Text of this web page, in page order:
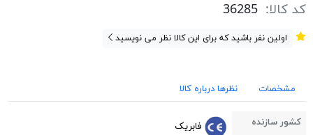
کد کالا: 36285
اولین نفر باشید که برای این کالا نظر می نویسید
مشخصات نظرها درباره کالا
کشور سازنده فابریک